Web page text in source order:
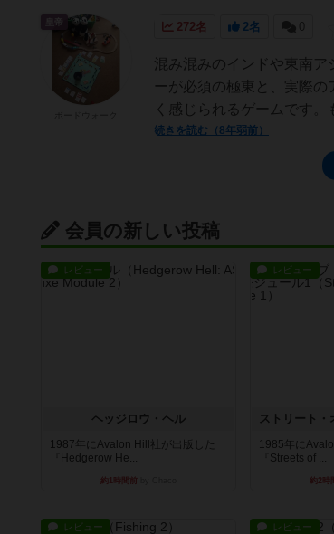
272名 2名 0
混み混みのインドや東南ア
ーが必須の極東と、実際の
く感じられるゲームです
続きを読む（8年弱前）
皇帝
会員の新しい投稿
レビュー
ヘッジロウ・ヘル
1987年にAvalon Hill社が出版した
『Hedgerow He...
約1時間前
レビュー
1985年に
『Streets of ...
約2時
レビュー レビュー